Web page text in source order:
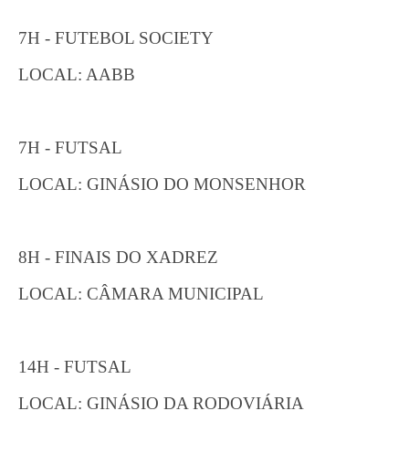
7H - FUTEBOL SOCIETY
LOCAL: AABB
7H - FUTSAL
LOCAL: GINÁSIO DO MONSENHOR
8H - FINAIS DO XADREZ
LOCAL: CÂMARA MUNICIPAL
14H - FUTSAL
LOCAL: GINÁSIO DA RODOVIÁRIA